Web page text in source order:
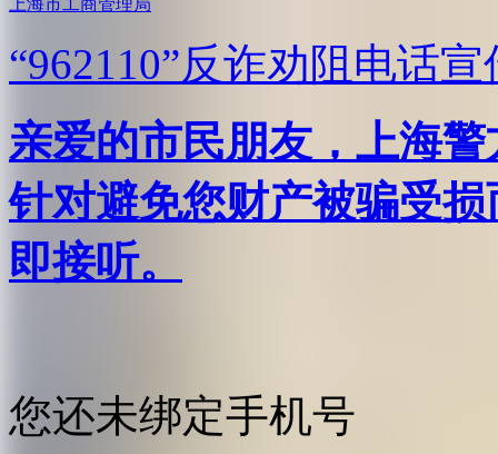
“962110”反诈劝阻电话宣
亲爱的市民朋友，上海
针对避免您财产被骗受
即接听。
您还未绑定手机号